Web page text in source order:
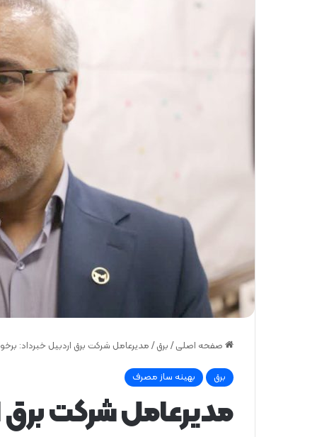
صفحه اصلی / برق / مدیرعامل شرکت برق اردبیل خبرداد:
برق بهینه ساز مصرف
مدیرعامل شرکت برق